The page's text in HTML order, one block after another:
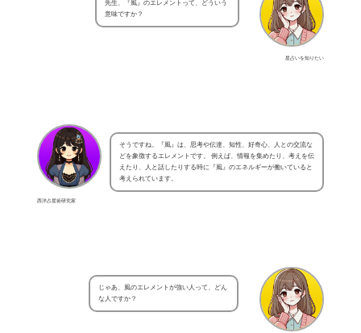
星占いを知りたい
先生、『風』のエレメントって、どういう
意味ですか？
西洋占星術研究家
そうですね。『風』は、思考や伝達、知性、好奇心、人との交流な
どを象徴するエレメントです。 例えば、情報を集めたり、考えを伝
えたり、人と話したりする時に『風』のエネルギーが働いていると
考えられています。
じゃあ、風のエレメントが強い人って、どん
な人ですか？